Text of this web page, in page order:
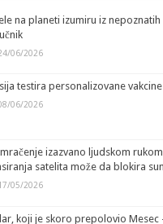
na planeti izumiru iz
06/2026
testira personalizovane
06/2026
izazvano ljudskom
satelita može da blokira
05/2026
koji je skoro prepolovio